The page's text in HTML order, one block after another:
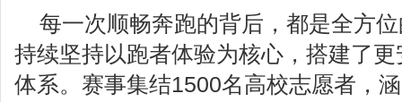
每一次顺畅奔跑的背后，都是全方
持续坚持以跑者体验为核心，搭建了
体系。赛事集结1500名高校志愿者，